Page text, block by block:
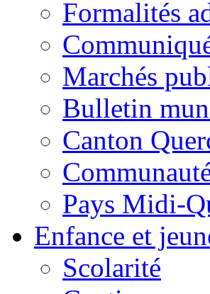
Formalités
Marchés
Bulletin
Canton
Pays Midi-
Enfance et
Scolarité